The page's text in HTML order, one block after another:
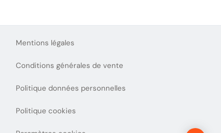
Mentions légales
Conditions générales de vente
Politique données personnelles
Politique cookies